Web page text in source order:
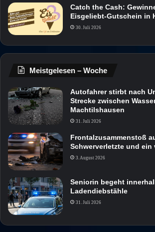
Catch the Cash:
Eisgeliebt-Gutschein in
30. Juli 2026
Meistgelesen – Woche
Autofahrer stirbt nach
Strecke zwischen
Machtilshausen
31. Juli 2026
Frontalzusammenstoß
Schwerverletzte und ein
3. August 2026
Seniorin begeht
Ladendiebstähle
31. Juli 2026